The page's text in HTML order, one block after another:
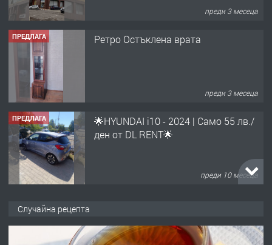
преди 3 месеца
ПРЕДЛАГА Ретро Остъклена врата
преди 3 месеца
ПРЕДЛАГА
🌟HYUNDAI i10 - 2024 | Само 55 лв./
ден от DL RENT🌟
преди 10 месеца
Случайна рецепта